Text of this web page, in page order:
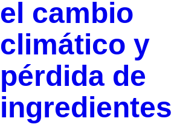
el cambio
climático y
pérdida de
ingredientes